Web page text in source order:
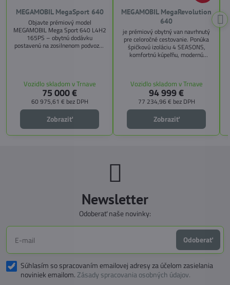
MEGAMOBIL MegaSport 640
Objavte prémiový model
MEGAMOBIL Mega Sport 640 L4H2
165PS – obytnú dodávku
postavenú na zosilnenom podvozku
pozdĺžnemu lôžku a možnosti
doplniť predné prídavné lôžko.
Vozidlo skladom v Trnave
75 000 €
60 975,61 € bez DPH
Zobraziť
MEGAMOBIL MegaRevolution
640
je prémiový obytný van navrhnutý
pre celoročné cestovanie. Ponúka
špičkovú izoláciu 4 SEASONS,
komfortnú kúpeľňu, modernú
CITY, TECHNO, SICHERHEIT a
MEGA WINTER získate maximálnu
bezpečnosť, pohodlie a
technologické inovácie. Ideálna
voľba pre tých, ktorí hľadajú luxus,
funkčnosť a slobodu na cestách.
Vozidlo skladom v Trnave
94 999 €
77 234,96 € bez DPH
Zobraziť
Newsletter
Odoberať naše novinky:
Odoberať
Súhlasím so spracovaním emailovej adresy za účelom zasielania
noviniek emailom.Zásady spracovania osobných údajov.